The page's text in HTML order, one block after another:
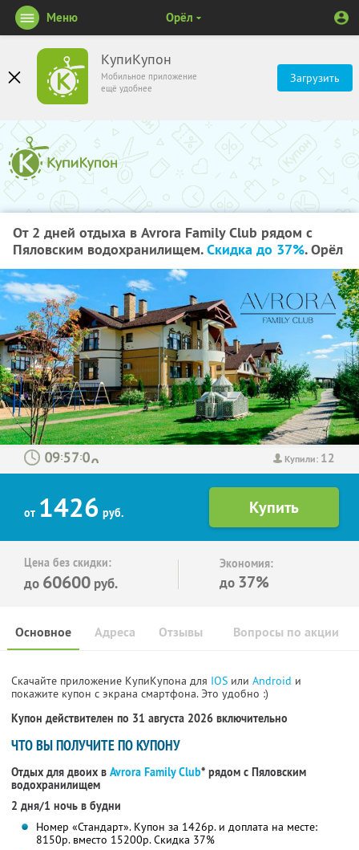
КупиКупон
Мобильное приложение
ещё удобнее
Загрузить
Меню Орёл
От 2 дней отдыха в Avrora Family Club рядом с
Пяловским водохранилищем.Скидка до 37%. Орёл
Купили: 12
: :
от 1426 руб.
Цена без скидки:
до 60600 руб.
Экономия:
до 37%
Основное Отзывы Вопросы по акции
Адреса
Скачайте приложение КупиКупона для IOS или Android и
покажите купон с экрана смартфона. Это удобно :)
Купон действителен по 31 августа 2026 включительно
ЧТО ВЫ ПОЛУЧИТЕ ПО КУПОНУ
Отдых для двоих в Avrora Family Club* рядом с Пяловским
водохранилищем
2 дня/1 ночь в будни
Номер «Стандарт». Купон за 1426р. и доплата на месте:
8150р. вместо 15200р. Скидка 37%